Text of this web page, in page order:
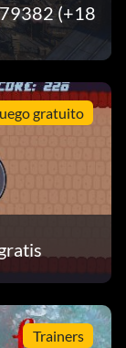
(+18
gratuito
Trainers